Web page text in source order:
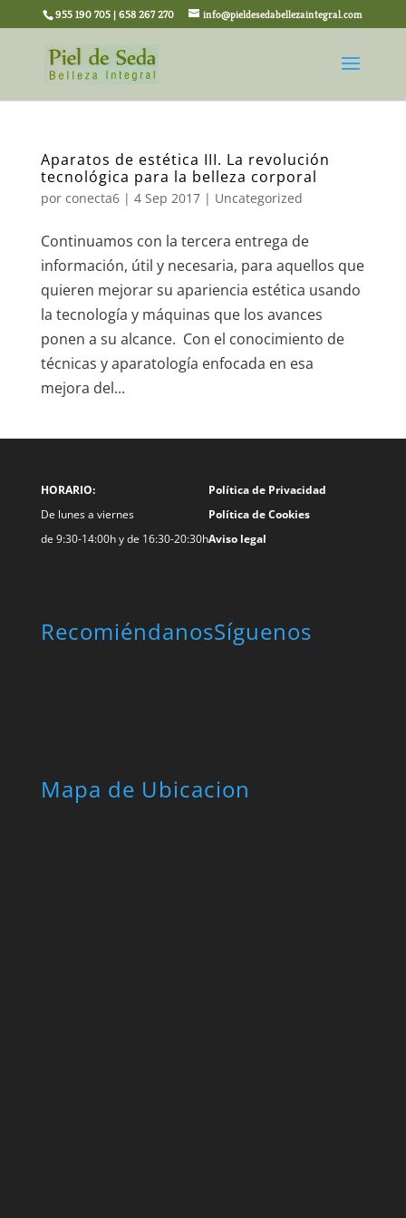
955 190 705 | 658 267 270 info@pieldesedabellezaintegral.com
Aparatos de estética III. La revolución
tecnológica para la belleza corporal
por conecta6| 4 Sep 2017| Uncategorized
Continuamos con la tercera entrega de
información, útil y necesaria, para aquellos que
quieren mejorar su apariencia estética usando
la tecnología y máquinas que los avances
ponen a su alcance. Con el conocimiento de
técnicas y aparatología enfocada en esa
mejora del...
HORARIO:
De lunes a viernes
de 9:30-14:00h y de 16:30-20:30h
Política de Privacidad
Política de Cookies
Aviso legal
RecomiéndanosSíguenos
Mapa de Ubicacion